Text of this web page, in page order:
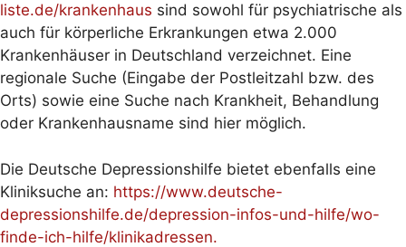
liste.de/krankenhaus sind sowohl für psychiatrische als
auch für körperliche Erkrankungen etwa 2.000
Krankenhäuser in Deutschland verzeichnet. Eine
regionale Suche (Eingabe der Postleitzahl bzw. des
Orts) sowie eine Suche nach Krankheit, Behandlung
oder Krankenhausname sind hier möglich.
Die Deutsche Depressionshilfe bietet ebenfalls eine
Kliniksuche an: https://www.deutsche-
depressionshilfe.de/depression-infos-und-hilfe/wo-
finde-ich-hilfe/klinikadressen.